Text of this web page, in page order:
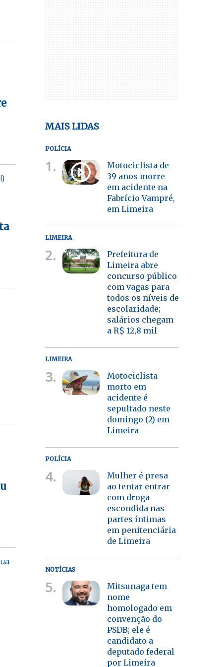
MAIS LIDAS
POLÍCIA
1.
Motociclista de
39 anos morre
em acidente na
Fabrício Vampré,
em Limeira
LIMEIRA
2.
Prefeitura de
Limeira abre
concurso público
com vagas para
todos os níveis de
escolaridade;
salários chegam
a R$ 12,8 mil
LIMEIRA
3.
Motociclista
morto em
acidente é
sepultado neste
domingo (2) em
Limeira
POLÍCIA
4.
Mulher é presa
ao tentar entrar
com droga
escondida nas
partes íntimas
em penitenciária
de Limeira
NOTÍCIAS
5.
Mitsunaga tem
nome
homologado em
convenção do
PSDB; ele é
candidato a
deputado federal
por Limeira